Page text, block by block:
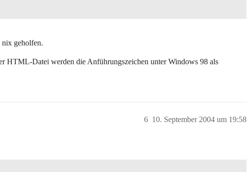
nix geholfen.
HTML-Datei werden die Anführungszeichen unter Windows 98 als
10. September 2004 um 19:58
6